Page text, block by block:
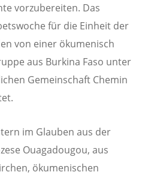
vorzubereiten. Das
für die Einheit der
von einer ökumenisch
aus Burkina Faso unter
Gemeinschaft Chemin
im Glauben aus der
Ouagadougou, aus
ökumenischen